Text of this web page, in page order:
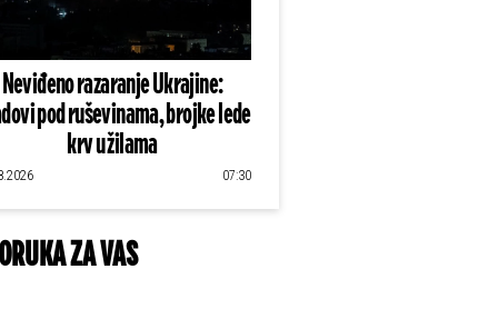
Neviđeno razaranje Ukrajine:
pod ruševinama, brojke lede
krv u žilama
07:30
ZA VAS